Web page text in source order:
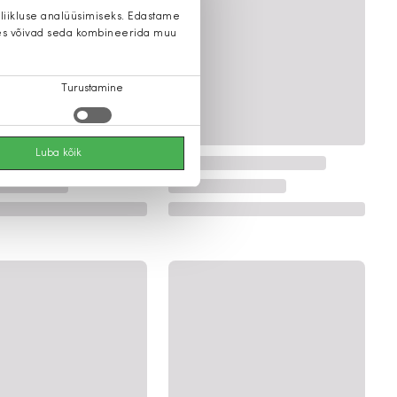
analüüsimiseks. Edastame
võivad seda kombineerida muu
Turustamine
Luba kõik